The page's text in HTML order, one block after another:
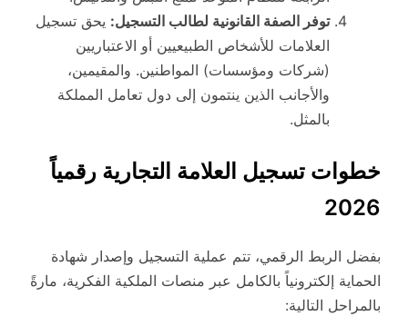
توفر الصفة القانونية لطالب التسجيل: يحق تسجيل
العلامات للأشخاص الطبيعيين أو الاعتباريين
(شركات ومؤسسات) المواطنين. والمقيمين،
والأجانب الذين ينتمون إلى دول تعامل المملكة
بالمثل.
خطوات تسجيل العلامة التجارية رقمياً
2026
بفضل الربط الرقمي، تتم عملية التسجيل وإصدار شهادة
الحماية إلكترونياً بالكامل عبر منصات الملكية الفكرية، مارةً
بالمراحل التالية: